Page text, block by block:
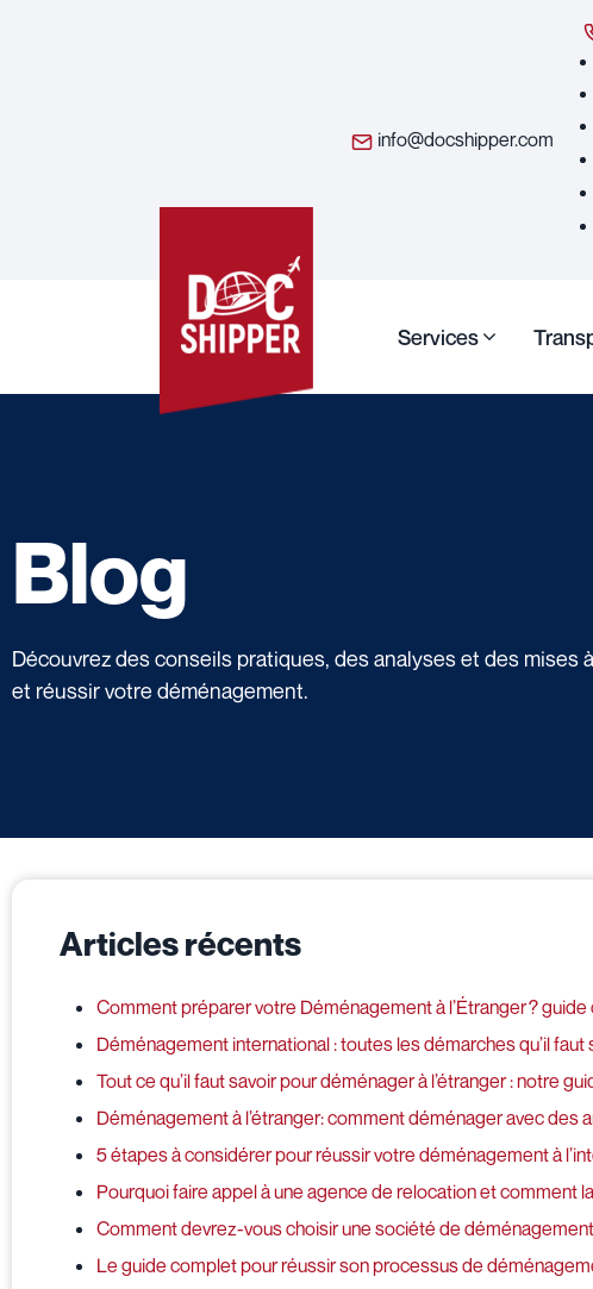
info@docshipper.com
Services
Blog
Découvrez des conseils pratiques, des analyses et des mises
et réussir votre déménagement.
Articles récents
Comment préparer votre Déménagement à l’Étranger ?
Déménagement international : toutes les démarches qu’il faut
Tout ce qu’il faut savoir pour déménager à l’étranger : notre
Déménagement à l’étranger: comment déménager avec des
5 étapes à considérer pour réussir votre déménagement à
Pourquoi faire appel à une agence de relocation et comment
Comment devrez-vous choisir une société de
Le guide complet pour réussir son processus de